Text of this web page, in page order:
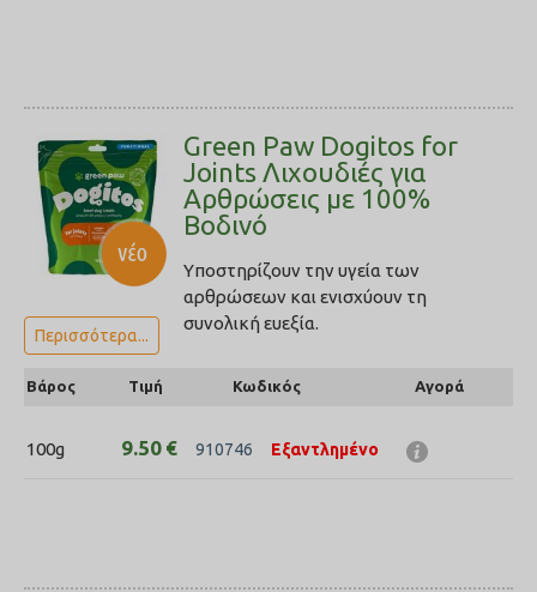
Green Paw Dogitos for
Joints Λιχουδιές για
Αρθρώσεις με 100%
Βοδινό
Yποστηρίζουν την υγεία των
αρθρώσεων και ενισχύουν τη
συνολική ευεξία.
Περισσότερα...
Βάρος Τιμή Κωδικός Αγορά
100g 9.50 € 910746 Εξαντλημένο